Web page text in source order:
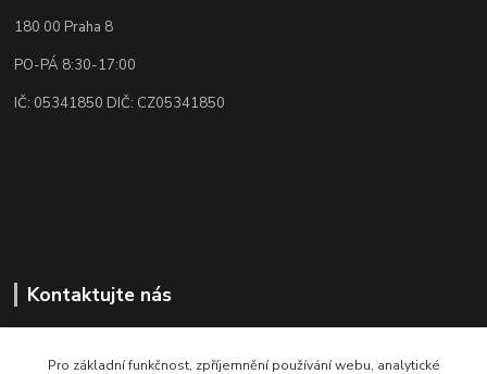
180 00 Praha 8
PO-PÁ 8:30-17:00
IČ: 05341850 DIČ: CZ05341850
Kontaktujte nás
+420 773 87 34 34
Pro základní funkčnost, zpříjemnění používání webu, analytické